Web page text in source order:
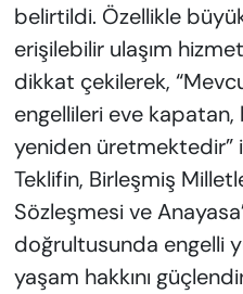
belirtildi. Özellikle
erişilebilir ulaşım
dikkat çekilerek,
engellileri eve kapatan,
yeniden üretmektedir”
Teklifin, Birleşmiş
Sözleşmesi ve
doğrultusunda engelli
yaşam hakkını